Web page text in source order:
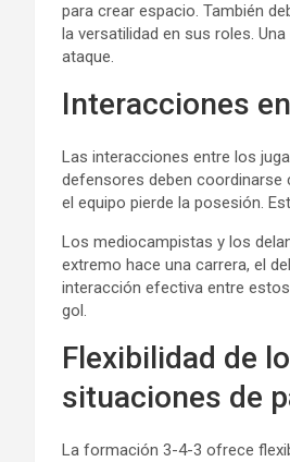
para crear espacio. También
la versatilidad en sus roles.
ataque.
Interacciones
Las interacciones entre los
defensores deben coordinarse
el equipo pierde la posesión.
Los mediocampistas y los
extremo hace una carrera, el
interacción efectiva entre
gol.
Flexibilidad de
situaciones de
La formación 3-4-3 ofrece